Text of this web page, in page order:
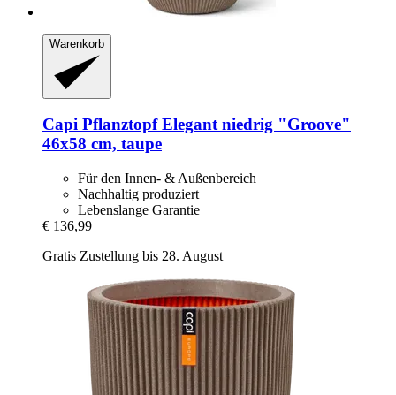
Warenkorb
Capi Pflanztopf Elegant niedrig "Groove"
46x58 cm, taupe
Für den Innen- & Außenbereich
Nachhaltig produziert
Lebenslange Garantie
€ 136,99
Gratis Zustellung bis 28. August